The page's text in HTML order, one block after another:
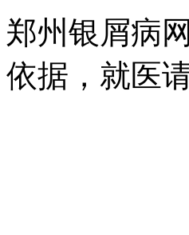
郑州银屑病
依据，就医